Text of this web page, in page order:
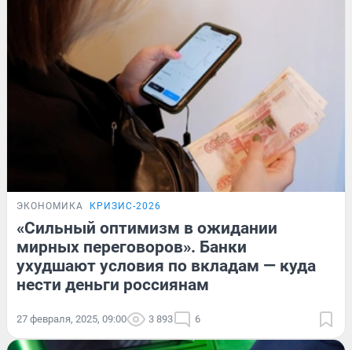
ЭКОНОМИКА КРИЗИС-2026
«Сильный оптимизм в ожидании
мирных переговоров». Банки
ухудшают условия по вкладам — куда
нести деньги россиянам
27 февраля, 2025, 09:00 3 893 6